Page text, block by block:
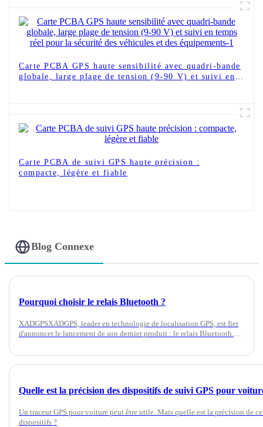
Carte PCBA GPS haute sensibilité avec quadri-bande
globale, large plage de tension (9-90 V) et suivi en
Carte PCBA de suivi GPS haute précision :
compacte, légère et fiable
Blog Connexe
Pourquoi choisir le relais Bluetooth ?
XADGPSXADGPS, leader en technologie de localisation GPS, est fier
d'annoncer le lancement de son dernier produit : le relais Bluetooth.
Quelle est la précision des dispositifs de suivi GPS pour
Un traceur GPS pour voiture peut être utile. Mais quelle est la précision de
dispositifs ?